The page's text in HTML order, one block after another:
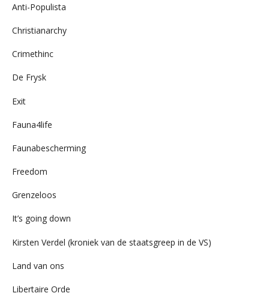
Anti-Populista
Christianarchy
Crimethinc
De Frysk
Exit
Fauna4life
Faunabescherming
Freedom
Grenzeloos
It’s going down
Kirsten Verdel (kroniek van de staatsgreep in de VS)
Land van ons
Libertaire Orde